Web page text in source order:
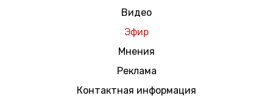
Видео
Эфир
Мнения
Реклама
Контактная информация